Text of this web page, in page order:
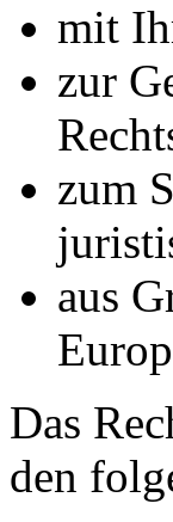
mit
zur
zum
aus
Das
den